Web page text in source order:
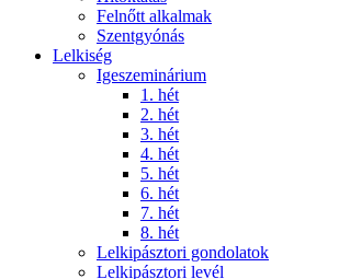
Felnőtt alkalmak
Szentgyónás
Lelkiség
Igeszeminárium
1. hét
2. hét
3. hét
4. hét
5. hét
6. hét
7. hét
8. hét
Lelkipásztori gondolatok
Lelkipásztori levél